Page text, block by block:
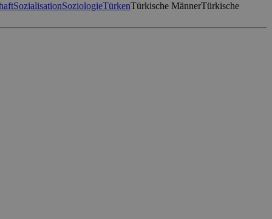
SozialisationSoziologieTürkenTürkische MännerTürkische